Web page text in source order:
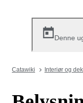
Denne
Catawiki Interiør og